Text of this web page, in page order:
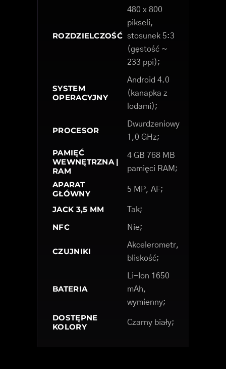
ROZDZIELCZOŚĆ
480 x 800
pikseli,
stosunek 5:3
(gęstość ~
233 ppi);
SYSTEM
OPERACYJNY
Android 4.0
(kanapka z
lodami);
PROCESOR
Dwurdzeniowy
1,0 GHz;
PAMIĘĆ
WEWNĘTRZNA |
RAM
4 GB 768 MB
pamięci RAM;
APARAT
GŁÓWNY
5 MP, AF;
JACK 3,5 MM Tak;
NFC Nie;
CZUJNIKI
Akcelerometr,
bliskość;
BATERIA
Li-Ion 1650
mAh,
wymienny;
DOSTĘPNE
KOLORY
Czarny biały;